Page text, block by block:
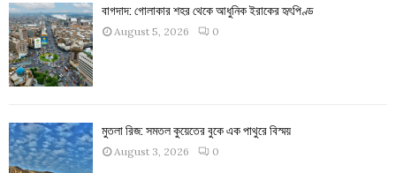
বাগদাদ: গোলাকার শহর থেকে আধুনিক ইরাকের হৃৎপিণ্ড
August 5, 2026 0
মুতলা রিজ: সমতল কুয়েতের বুকে এক পাথুরে বিস্ময়
August 3, 2026 0